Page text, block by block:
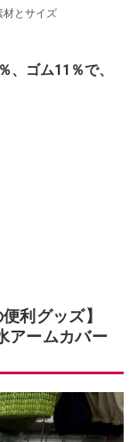
材とサイズ
、ゴム11％で、
利グッズ】
アームカバー